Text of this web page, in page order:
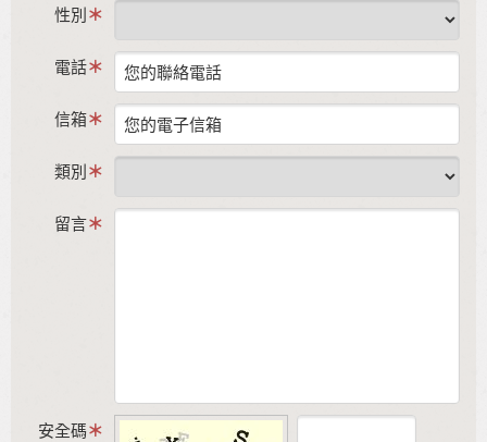
性別
電話
信箱
類別
留言
安全碼